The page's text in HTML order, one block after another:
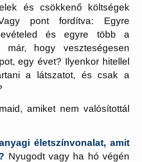
és csökkenő költségek
pont fordítva: Egyre
és egyre több a
már, hogy veszteségesen
egy évet? Ilyenkor hitellel
a látszatot, és csak a
amiket nem valósítottál
életszínvonalat, amit
Nyugodt vagy ha hó végén